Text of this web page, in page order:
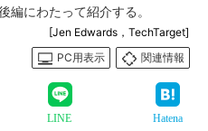
編にわたって紹介する。
[Jen Edwards，TechTarget]
PC用表示
関連情報
LINE Hatena